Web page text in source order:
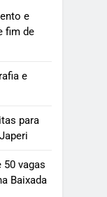
e
fim de
e
para
50 vagas
Baixada